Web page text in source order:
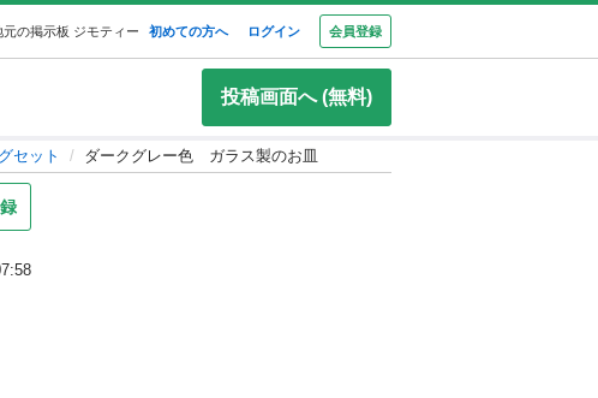
元の掲示板 ジモティー 初めての方へ ログイン 会員登録
投稿画面へ (無料)
セット ダークグレー色 ガラス製のお皿